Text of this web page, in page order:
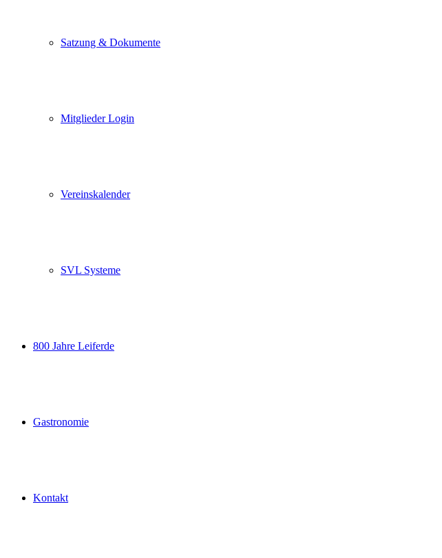
Satzung & Dokumente
Mitglieder Login
Vereinskalender
SVL Systeme
800 Jahre Leiferde
Gastronomie
Kontakt